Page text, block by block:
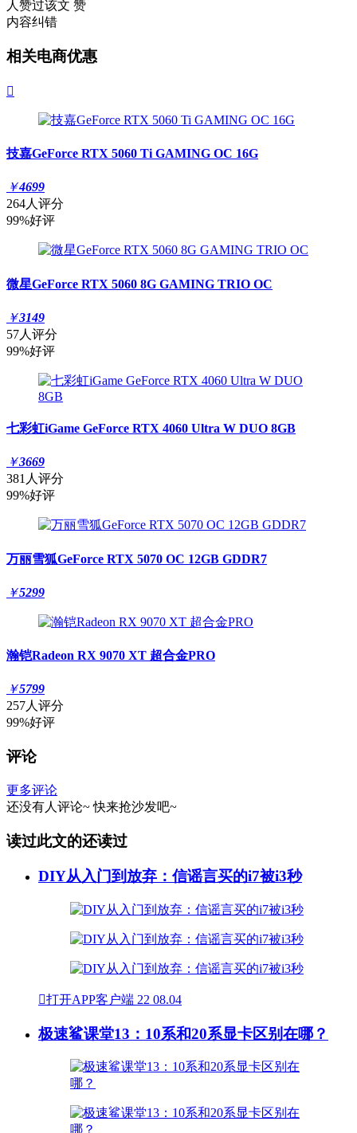
人赞过该文 赞
内容纠错
相关电商优惠

技嘉GeForce RTX 5060 Ti GAMING OC 16G
￥4699
264人评分
99%好评
微星GeForce RTX 5060 8G GAMING TRIO OC
￥3149
57人评分
99%好评
七彩虹iGame GeForce RTX 4060 Ultra W DUO 8GB
￥3669
381人评分
99%好评
万丽雪狐GeForce RTX 5070 OC 12GB GDDR7
￥5299
瀚铠Radeon RX 9070 XT 超合金PRO
￥5799
257人评分
99%好评
评论
更多评论
还没有人评论~ 快来抢沙发吧~
读过此文的还读过
DIY从入门到放弃：信谣言买的i7被i3秒
打开APP客户端 22 08.04
极速鲨课堂13：10系和20系显卡区别在哪？